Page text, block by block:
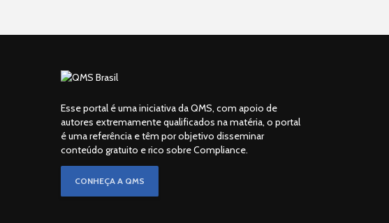
Esse portal é uma iniciativa da QMS, com apoio de
autores extremamente qualificados na matéria, o portal
é uma referência e têm por objetivo disseminar
conteúdo gratuito e rico sobre Compliance.
CONHEÇA A QMS